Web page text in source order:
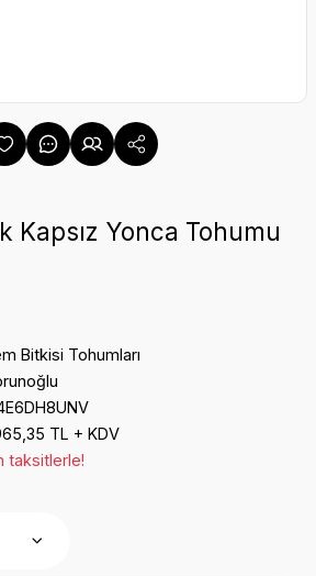
Kapsız Yonca Tohumu
Bitkisi Tohumları
TL + KDV
taksitlerle!